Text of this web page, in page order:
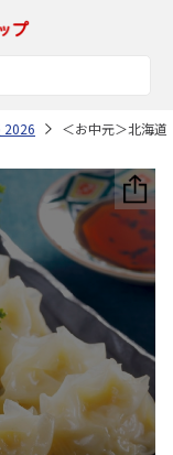
2026 ＜お中元＞北海